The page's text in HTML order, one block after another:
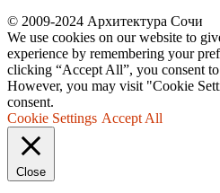
© 2009-2024 Архитектура Сочи
We use cookies on our website to
experience by remembering your
clicking “Accept All”, you consent
However, you may visit "Cookie
consent.
Cookie Settings Accept All
Close